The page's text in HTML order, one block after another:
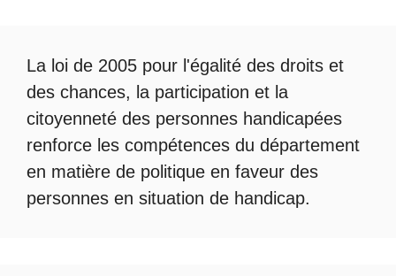
La loi de 2005 pour l'égalité des droits et
des chances, la participation et la
citoyenneté des personnes handicapées
renforce les compétences du département
en matière de politique en faveur des
personnes en situation de handicap.